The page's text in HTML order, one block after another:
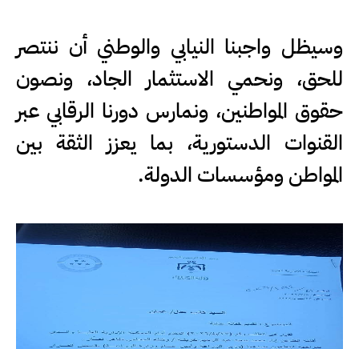
وسيظل واجبنا النيابي والوطني أن ننتصر
للحق، ونحمي الاستثمار الجاد، ونصون
حقوق المواطنين، ونمارس دورنا الرقابي عبر
القنوات الدستورية، بما يعزز الثقة بين
المواطن ومؤسسات الدولة.